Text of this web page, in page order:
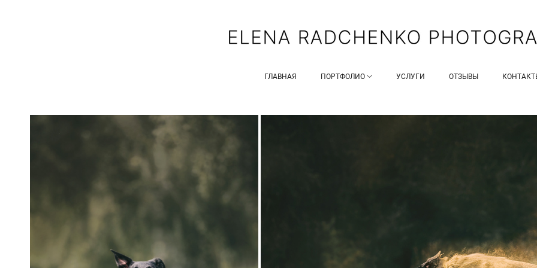
ГЛАВНАЯ ПОРТФОЛИО УСЛУГИ ОТЗЫВЫ